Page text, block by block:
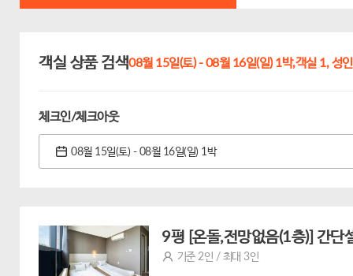
객실 상품 검색08월 15일(토) - 08월 16일(일) 1박,객실 1,성
체크인/체크아웃
08월 15일(토) - 08월 16일(일) 1박
9평 [온돌,전망없음(1층)] 간단
기준 2인 / 최대 3인